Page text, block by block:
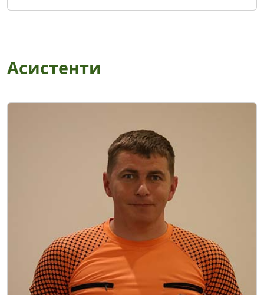
Асистенти